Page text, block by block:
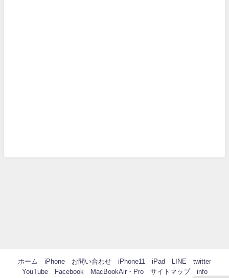
ホーム iPhone お問い合わせ iPhone11 iPad LINE
twitter
YouTube
Facebook MacBookAir・Pro サイトマップ info